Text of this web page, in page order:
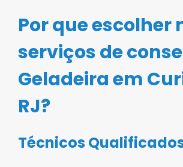
Por que escolher
serviços de
Geladeira em
RJ?
Técnicos